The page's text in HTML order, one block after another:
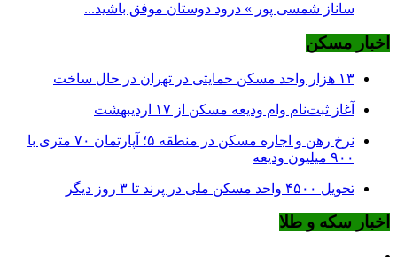
ساناز شمسی پور » درود دوستان موفق باشید...
اخبار مسکن
۱۳ هزار واحد مسکن حمایتی در تهران در حال ساخت
آغاز ثبت‌نام وام ودیعه مسکن از ۱۷ اردیبهشت
نرخ‌ رهن و اجاره مسکن در منطقه ۵؛ آپارتمان ۷۰ متری با
۹۰۰ میلیون ودیعه
تحویل ۴۵۰۰ واحد مسکن ملی در پرند تا ۳ روز دیگر
اخبار سکه و طلا